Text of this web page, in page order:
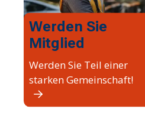
Werden Sie
Mitglied
Werden Sie Teil einer
starken Gemeinschaft!